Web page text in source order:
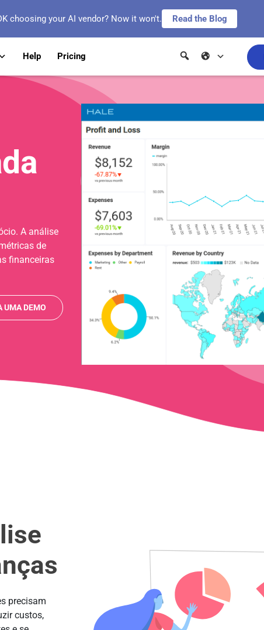
choosing your AI vendor? Now it won't. Read the Blog
Help Pricing
A análise
de
financeiras
UMA DEMO
precisam
custos,